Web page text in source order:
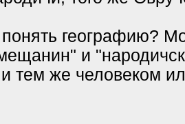
географию?
и
тем же человеком